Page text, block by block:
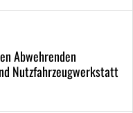
Abwehrenden
Nutzfahrzeugwerkstatt